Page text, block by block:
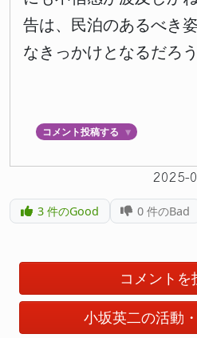
告は、民泊のあるべき
なきっかけとなるだろう
コメント投稿する ▼
2025-
3件のGood 0 件のBad
コメントを
小坂英二の活動